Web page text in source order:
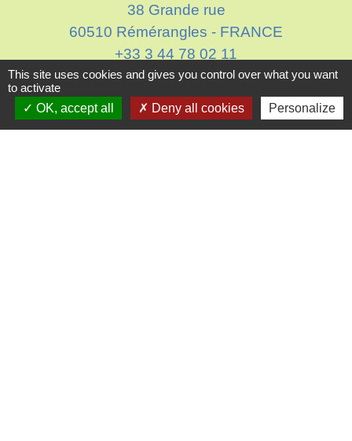
38 Grande rue
60510 Rémérangles - FRANCE
+33 3 44 78 02 11
Contact par formulaire
Horaires d'ouverture au public
This site uses cookies and gives you control over what you want
to activate
OK, accept all
Deny all cookies Personalize